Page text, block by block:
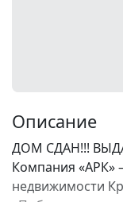
Описание
ДОМ СДАН!!!
Компания «АРК»
недвижимости